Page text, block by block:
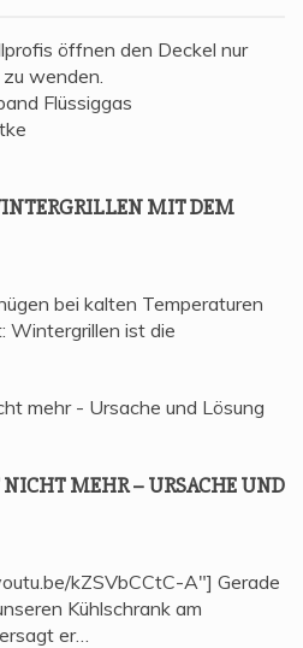
MIT DEM
bei kalten Temperaturen
Wintergrillen ist die
MEHR – URSA­CHE UND
kZSVbCCtC-A"] Gerade
Kühlschrank am
er…